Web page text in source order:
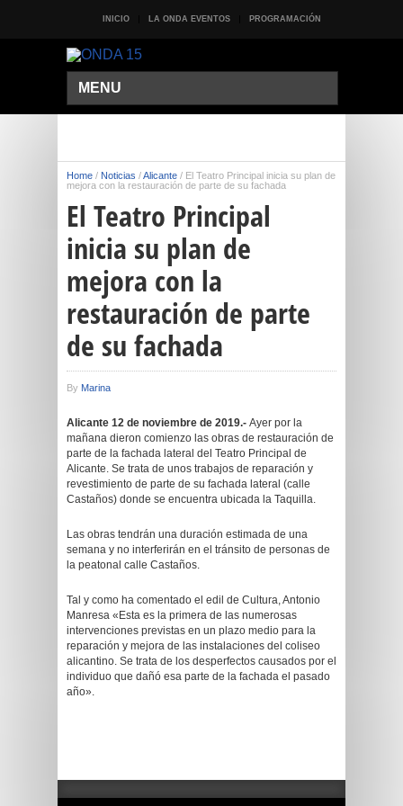
INICIO LA ONDA EVENTOS PROGRAMACIÓN
MENU
Home / Noticias /Alicante / El Teatro Principal inicia su plan de
mejora con la restauración de parte de su fachada
El Teatro Principal
inicia su plan de
mejora con la
restauración de parte
de su fachada
By Marina
Alicante 12 de noviembre de 2019.- Ayer por la
mañana dieron comienzo las obras de restauración de
parte de la fachada lateral del Teatro Principal de
Alicante. Se trata de unos trabajos de reparación y
revestimiento de parte de su fachada lateral (calle
Castaños) donde se encuentra ubicada la Taquilla.
Las obras tendrán una duración estimada de una
semana y no interferirán en el tránsito de personas de
la peatonal calle Castaños.
Tal y como ha comentado el edil de Cultura, Antonio
Manresa «Esta es la primera de las numerosas
intervenciones previstas en un plazo medio para la
reparación y mejora de las instalaciones del coliseo
alicantino. Se trata de los desperfectos causados por el
individuo que dañó esa parte de la fachada el pasado
año».